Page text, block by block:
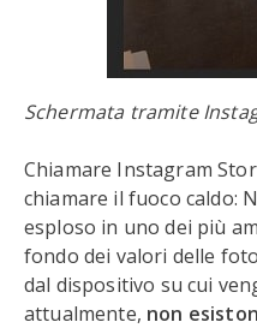
Schermata tramite
Chiamare Instagram
chiamare il fuoco caldo:
esploso in uno dei più
fondo dei valori delle
dal dispositivo su cui
attualmente, non